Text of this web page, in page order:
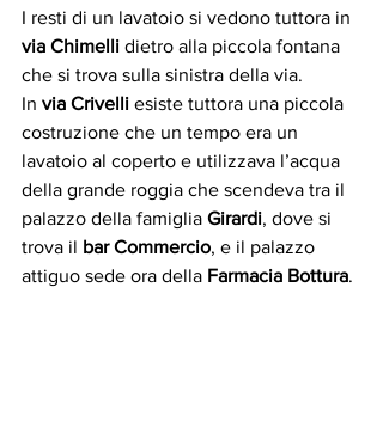
I resti di un lavatoio si vedono tuttora in
via Chimelli dietro alla piccola fontana
che si trova sulla sinistra della via.
In via Crivelli esiste tuttora una piccola
costruzione che un tempo era un
lavatoio al coperto e utilizzava l’acqua
della grande roggia che scendeva tra il
palazzo della famiglia Girardi, dove si
trova il bar Commercio, e il palazzo
attiguo sede ora della Farmacia Bottura.